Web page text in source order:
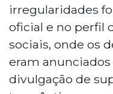
irregularidades
oficial e no perfil
sociais, onde os
eram
divulgação de